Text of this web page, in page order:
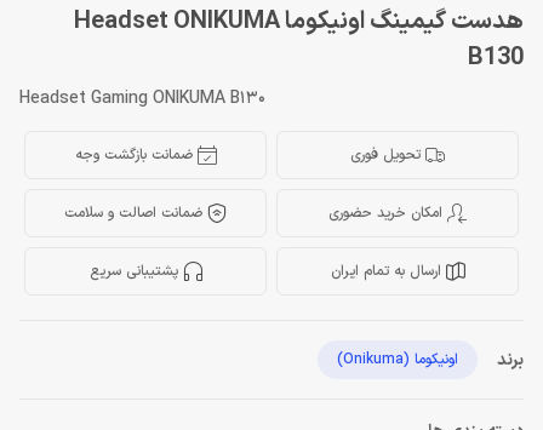
هدست گیمینگ اونیکوما Headset ONIKUMA
B130
Headset Gaming ONIKUMA B130
تحویل فوری ضمانت بازگشت وجه
امکان خرید حضوری ضمانت اصالت و سلامت
ارسال به تمام ایران پشتیبانی سریع
برند اونیکوما (Onikuma)